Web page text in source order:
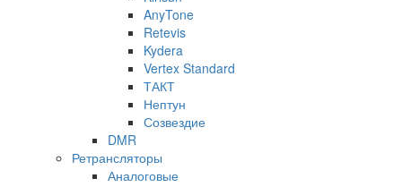
AnyTone
Retevis
Kydera
Vertex Standard
ТАКТ
Нептун
Созвездие
DMR
Ретрансляторы
Аналоговые